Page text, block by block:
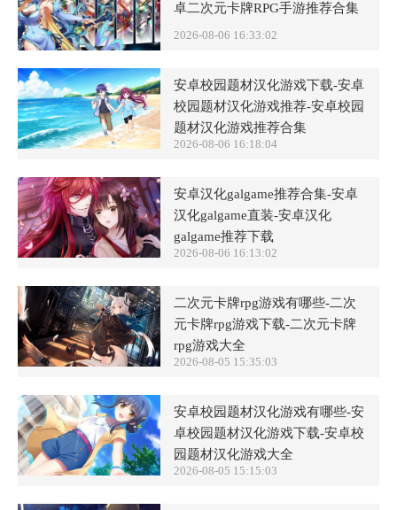
卓二次元卡牌RPG手游推荐合集
2026-08-06 16:33:02
安卓校园题材汉化游戏下载-安卓
校园题材汉化游戏推荐-安卓校园
题材汉化游戏推荐合集
2026-08-06 16:18:04
安卓汉化galgame推荐合集-安卓
汉化galgame直装-安卓汉化
galgame推荐下载
2026-08-06 16:13:02
二次元卡牌rpg游戏有哪些-二次
元卡牌rpg游戏下载-二次元卡牌
rpg游戏大全
2026-08-05 15:35:03
安卓校园题材汉化游戏有哪些-安
卓校园题材汉化游戏下载-安卓校
园题材汉化游戏大全
2026-08-05 15:15:03